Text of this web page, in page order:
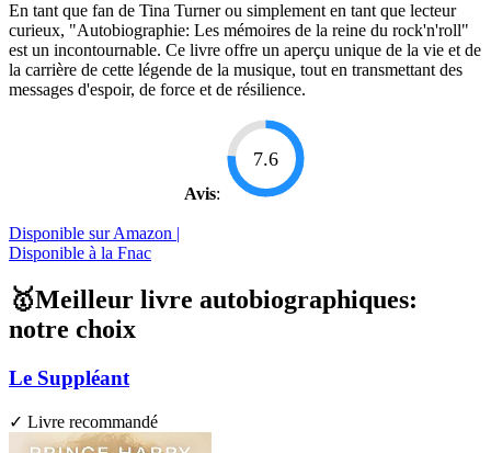
En tant que fan de Tina Turner ou simplement en tant que lecteur
curieux, "Autobiographie: Les mémoires de la reine du rock'n'roll"
est un incontournable. Ce livre offre un aperçu unique de la vie et de
la carrière de cette légende de la musique, tout en transmettant des
messages d'espoir, de force et de résilience.
Avis:
7.6
Disponible sur Amazon |
Disponible à la Fnac
🥇Meilleur livre autobiographiques:
notre choix
Le Suppléant
✓ Livre recommandé